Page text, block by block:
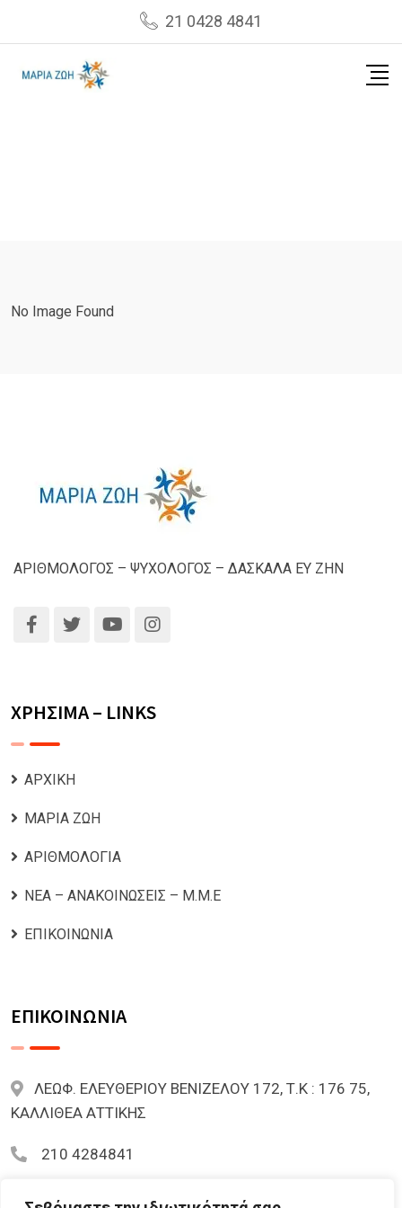
21 0428 4841
No Image Found
ΑΡΙΘΜΟΛΟΓΟΣ – ΨΥΧΟΛΟΓΟΣ – ΔΑΣΚΑΛΑ ΕΥ ΖΗΝ
ΧΡΗΣΙΜΑ – LINKS
ΑΡΧΙΚΗ
ΜΑΡΙΑ ΖΩΗ
ΑΡΙΘΜΟΛΟΓΙΑ
ΝΕΑ – ΑΝΑΚΟΙΝΩΣΕΙΣ – Μ.Μ.Ε
ΕΠΙΚΟΙΝΩΝΙΑ
ΕΠΙΚΟΙΝΩΝΙΑ
ΛΕΩΦ. ΕΛΕΥΘΕΡΙΟΥ ΒΕΝΙΖΕΛΟΥ 172, Τ.Κ : 176 75,
ΚΑΛΛΙΘΕΑ ΑΤΤΙΚΗΣ
210 4284841
mariazoi.powernumbers@gmail.com